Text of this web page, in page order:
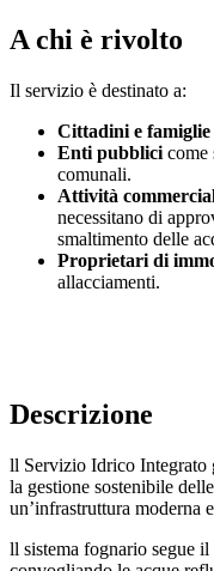
A chi è rivolto
Il servizio è destinato a:
Cittadini e famiglie
Enti pubblici come
comunali.
Attività
necessitano di
smaltimento delle
Proprietari di
allacciamenti.
Descrizione
ll Servizio Idrico Integrato
la gestione sostenibile
un’infrastruttura moderna
ll sistema fognario segue